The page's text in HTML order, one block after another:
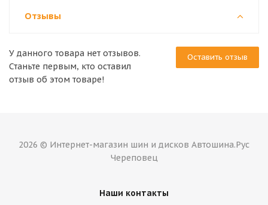
Отзывы
Оставить отзыв
У данного товара нет отзывов.
Станьте первым, кто оставил
отзыв об этом товаре!
2026 © Интернет-магазин шин и дисков Автошина.Рус
Череповец
Наши контакты